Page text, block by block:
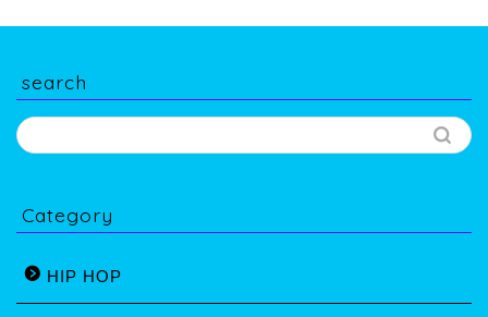
search
Category
HIP HOP